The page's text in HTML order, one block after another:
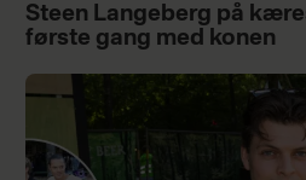
Steen Langeberg på
første gang med konen